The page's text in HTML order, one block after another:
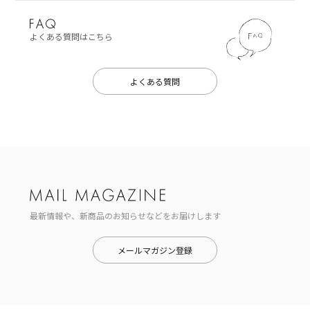
よくある質問はこちら
よくある質問
最新情報や、新商品のお知らせなどをお届けします
メールマガジン登録